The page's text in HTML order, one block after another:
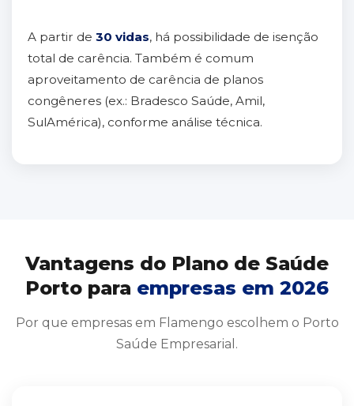
A partir de 30 vidas, há possibilidade de isenção
total de carência. Também é comum
aproveitamento de carência de planos
congêneres (ex.: Bradesco Saúde, Amil,
SulAmérica), conforme análise técnica.
Vantagens do Plano de Saúde
Porto para empresas em 2026
Por que empresas em Flamengo escolhem o Porto
Saúde Empresarial.